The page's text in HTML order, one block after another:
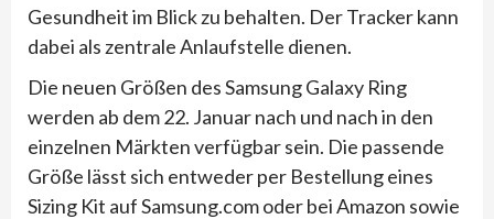
Gesundheit im Blick zu behalten. Der Tracker kann
dabei als zentrale Anlaufstelle dienen.
Die neuen Größen des Samsung Galaxy Ring
werden ab dem 22. Januar nach und nach in den
einzelnen Märkten verfügbar sein. Die passende
Größe lässt sich entweder per Bestellung eines
Sizing Kit auf Samsung.com oder bei Amazon sowie